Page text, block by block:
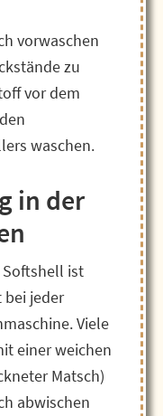
vorwaschen
zu
vor dem
waschen.
in der
Softshell ist
jeder
Viele
einer weichen
Matsch)
abwischen